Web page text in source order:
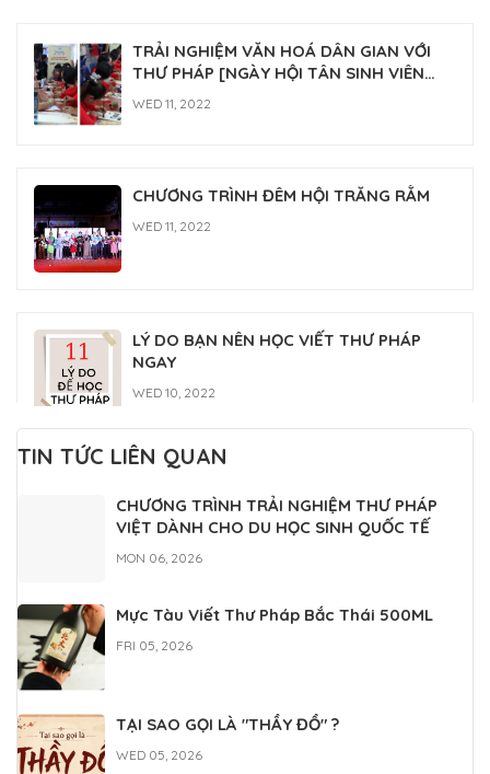
ĐẠO 2026
FRI 03, 2026
TRẢI NGHIỆM VĂN HOÁ DÂN GIAN VỚI
THƯ PHÁP [NGÀY HỘI TÂN SINH VIÊN
2022]
WED 11, 2022
CHƯƠNG TRÌNH ĐÊM HỘI TRĂNG RẰM
WED 11, 2022
LÝ DO BẠN NÊN HỌC VIẾT THƯ PHÁP
NGAY
WED 10, 2022
MON 07, 2022
TIN TỨC LIÊN QUAN
CHƯƠNG TRÌNH TRẢI NGHIỆM THƯ PHÁP
VIỆT DÀNH CHO DU HỌC SINH QUỐC TẾ
MON 06, 2026
Mực Tàu Viết Thư Pháp Bắc Thái 500ML
FRI 05, 2026
TẠI SAO GỌI LÀ "THẦY ĐỒ" ?
WED 05, 2026